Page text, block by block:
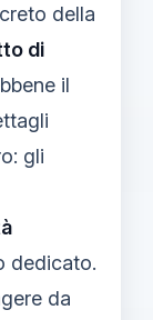
della
di
il
gli
dedicato.
da